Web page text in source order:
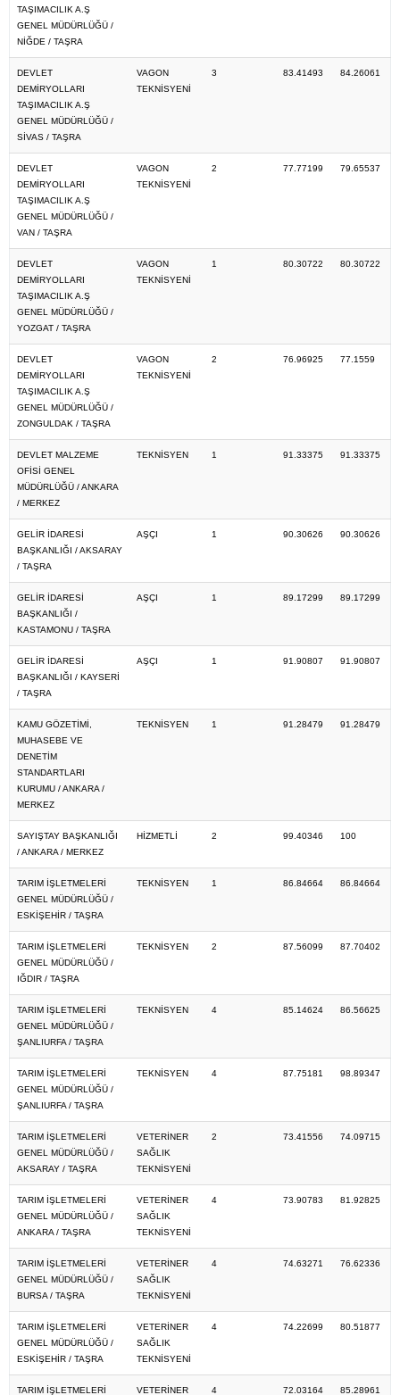
TAŞIMACILIK A.Ş
GENEL MÜDÜRLÜĞÜ /
NİĞDE / TAŞRA
DEVLET
DEMİRYOLLARI
TAŞIMACILIK A.Ş
GENEL MÜDÜRLÜĞÜ /
SİVAS / TAŞRA
VAGON
TEKNİSYENİ
3 83.41493 84.26061
DEVLET
DEMİRYOLLARI
TAŞIMACILIK A.Ş
GENEL MÜDÜRLÜĞÜ /
VAN / TAŞRA
VAGON
TEKNİSYENİ
2 77.77199 79.65537
DEVLET
DEMİRYOLLARI
TAŞIMACILIK A.Ş
GENEL MÜDÜRLÜĞÜ /
YOZGAT / TAŞRA
VAGON
TEKNİSYENİ
1 80.30722 80.30722
DEVLET
DEMİRYOLLARI
TAŞIMACILIK A.Ş
GENEL MÜDÜRLÜĞÜ /
ZONGULDAK / TAŞRA
VAGON
TEKNİSYENİ
2 76.96925 77.1559
DEVLET MALZEME
OFİSİ GENEL
MÜDÜRLÜĞÜ / ANKARA
/ MERKEZ
TEKNİSYEN 1 91.33375 91.33375
GELİR İDARESİ
BAŞKANLIĞI / AKSARAY
/ TAŞRA
AŞÇI 1 90.30626 90.30626
GELİR İDARESİ
BAŞKANLIĞI /
KASTAMONU / TAŞRA
AŞÇI 1 89.17299 89.17299
GELİR İDARESİ
BAŞKANLIĞI / KAYSERİ
/ TAŞRA
AŞÇI 1 91.90807 91.90807
KAMU GÖZETİMİ,
MUHASEBE VE
DENETİM
STANDARTLARI
KURUMU / ANKARA /
MERKEZ
TEKNİSYEN 1 91.28479 91.28479
SAYIŞTAY BAŞKANLIĞI
/ ANKARA / MERKEZ
HİZMETLİ 2 99.40346 100
TARIM İŞLETMELERİ
GENEL MÜDÜRLÜĞÜ /
ESKİŞEHİR / TAŞRA
TEKNİSYEN 1 86.84664 86.84664
TARIM İŞLETMELERİ
GENEL MÜDÜRLÜĞÜ /
IĞDIR / TAŞRA
TEKNİSYEN 2 87.56099 87.70402
TARIM İŞLETMELERİ
GENEL MÜDÜRLÜĞÜ /
ŞANLIURFA / TAŞRA
TEKNİSYEN 4 85.14624 86.56625
TARIM İŞLETMELERİ
GENEL MÜDÜRLÜĞÜ /
ŞANLIURFA / TAŞRA
TEKNİSYEN 4 87.75181 98.89347
TARIM İŞLETMELERİ
GENEL MÜDÜRLÜĞÜ /
AKSARAY / TAŞRA
VETERİNER
SAĞLIK
TEKNİSYENİ
2 73.41556 74.09715
TARIM İŞLETMELERİ
GENEL MÜDÜRLÜĞÜ /
ANKARA / TAŞRA
VETERİNER
SAĞLIK
TEKNİSYENİ
4 73.90783 81.92825
TARIM İŞLETMELERİ
GENEL MÜDÜRLÜĞÜ /
BURSA / TAŞRA
VETERİNER
SAĞLIK
TEKNİSYENİ
4 74.63271 76.62336
TARIM İŞLETMELERİ
GENEL MÜDÜRLÜĞÜ /
ESKİŞEHİR / TAŞRA
VETERİNER
SAĞLIK
TEKNİSYENİ
4 74.22699 80.51877
TARIM İŞLETMELERİ VETERİNER 4 72.03164 85.28961